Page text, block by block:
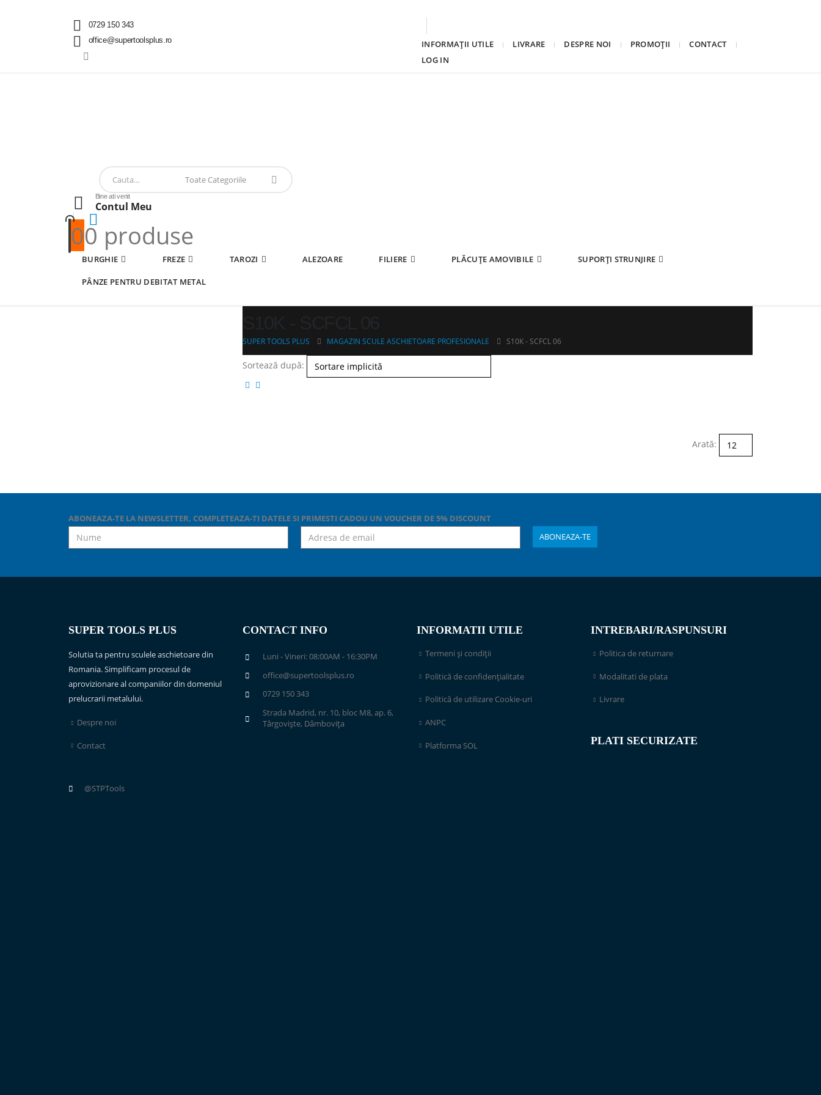
0729 150 343
office@supertoolsplus.ro
INFORMAȚII UTILE LIVRARE DESPRE NOI PROMOȚII
CONTACT
LOG IN
Bine ati venit
Contul Meu
00 produse
BURGHIE FREZE TAROZI ALEZOARE FILIERE PLĂCUȚE AMOVIBILE SUPORȚI STRUNJIRE
PÂNZE PENTRU DEBITAT METAL
SUPER TOOLS PLUS MAGAZIN SCULE ASCHIETOARE PROFESIONALE S10K - SCFCL 06
Sortează după:
Arată:
ABONEAZA-TE LA NEWSLETTER, COMPLETEAZA-TI DATELE SI PRIMESTI CADOU UN VOUCHER DE 5% DISCOUNT
SUPER TOOLS PLUS
Solutia ta pentru sculele aschietoare din
Romania. Simplificam procesul de
aprovizionare al companiilor din domeniul
prelucrarii metalului.
Despre noi
Contact
@STPTools
CONTACT INFO
Luni - Vineri: 08:00AM - 16:30PM
office@supertoolsplus.ro
0729 150 343
Strada Madrid, nr. 10, bloc M8, ap. 6,
Târgoviște, Dâmbovița
INFORMATII UTILE
Termeni și condiții
Politică de confidențialitate
Politică de utilizare Cookie-uri
ANPC
Platforma SOL
INTREBARI/RASPUNSURI
Politica de returnare
Modalitati de plata
Livrare
PLATI SECURIZATE